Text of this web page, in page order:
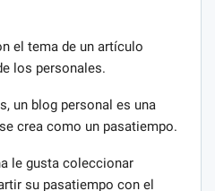
el tema de un artículo
los personales.
un blog personal es una
crea como un pasatiempo.
le gusta coleccionar
su pasatiempo con el